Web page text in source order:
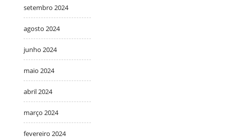
setembro 2024
agosto 2024
junho 2024
maio 2024
abril 2024
março 2024
fevereiro 2024